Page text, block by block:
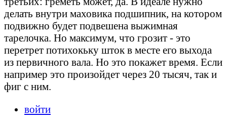
делать внутри маховика подшипник, на котором
подвижно будет подвешена выжимная
тарелочка. Но максимум, что грозит - это
перетрет потихокьку шток в месте его выхода
из первичного вала. Но это покажет время. Если
например это произойдет через 20 тысяч, так и
фиг с ним.
войти